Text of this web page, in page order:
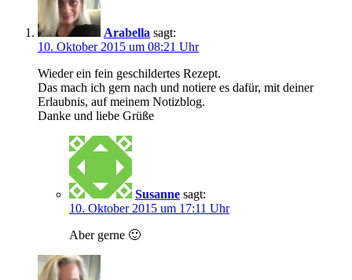
Arabella sagt:
10. Oktober 2015 um 08:21 Uhr
Wieder ein fein geschildertes Rezept.
Das mach ich gern nach und notiere es dafür, mit deiner
Erlaubnis, auf meinem Notizblog.
Danke und liebe Grüße
Susanne sagt:
10. Oktober 2015 um 17:11 Uhr
Aber gerne 🙂